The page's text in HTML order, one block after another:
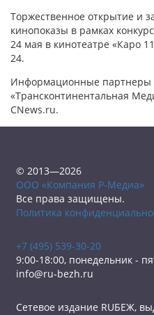
Торжественное открытие и
кинопоказы в рамках
24 мая в кинотеатре «Каро
24.
Информационные партнеры
«Трансконтинентальная
CNews.ru.
© 2013—2026
ООО «Компания Р-Медиа»
Все права защищены.
Политика
+7 (495) 539-30-20
9:00-18:00, понедельник -
info@ru-bezh.ru
Сетевое издание RUБЕЖ,